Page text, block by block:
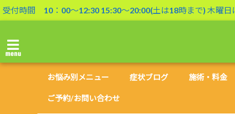
受付時間 10：00〜12:30 15:30〜20:00(土は18時まで) 木曜日
menu
お悩み別メニュー 症状ブログ 施術・料金
ご予約/お問い合わせ